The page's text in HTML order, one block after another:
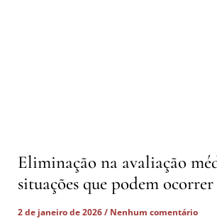
Eliminação na avaliação
situações que podem
2 de janeiro de 2026
Nenhum comentário